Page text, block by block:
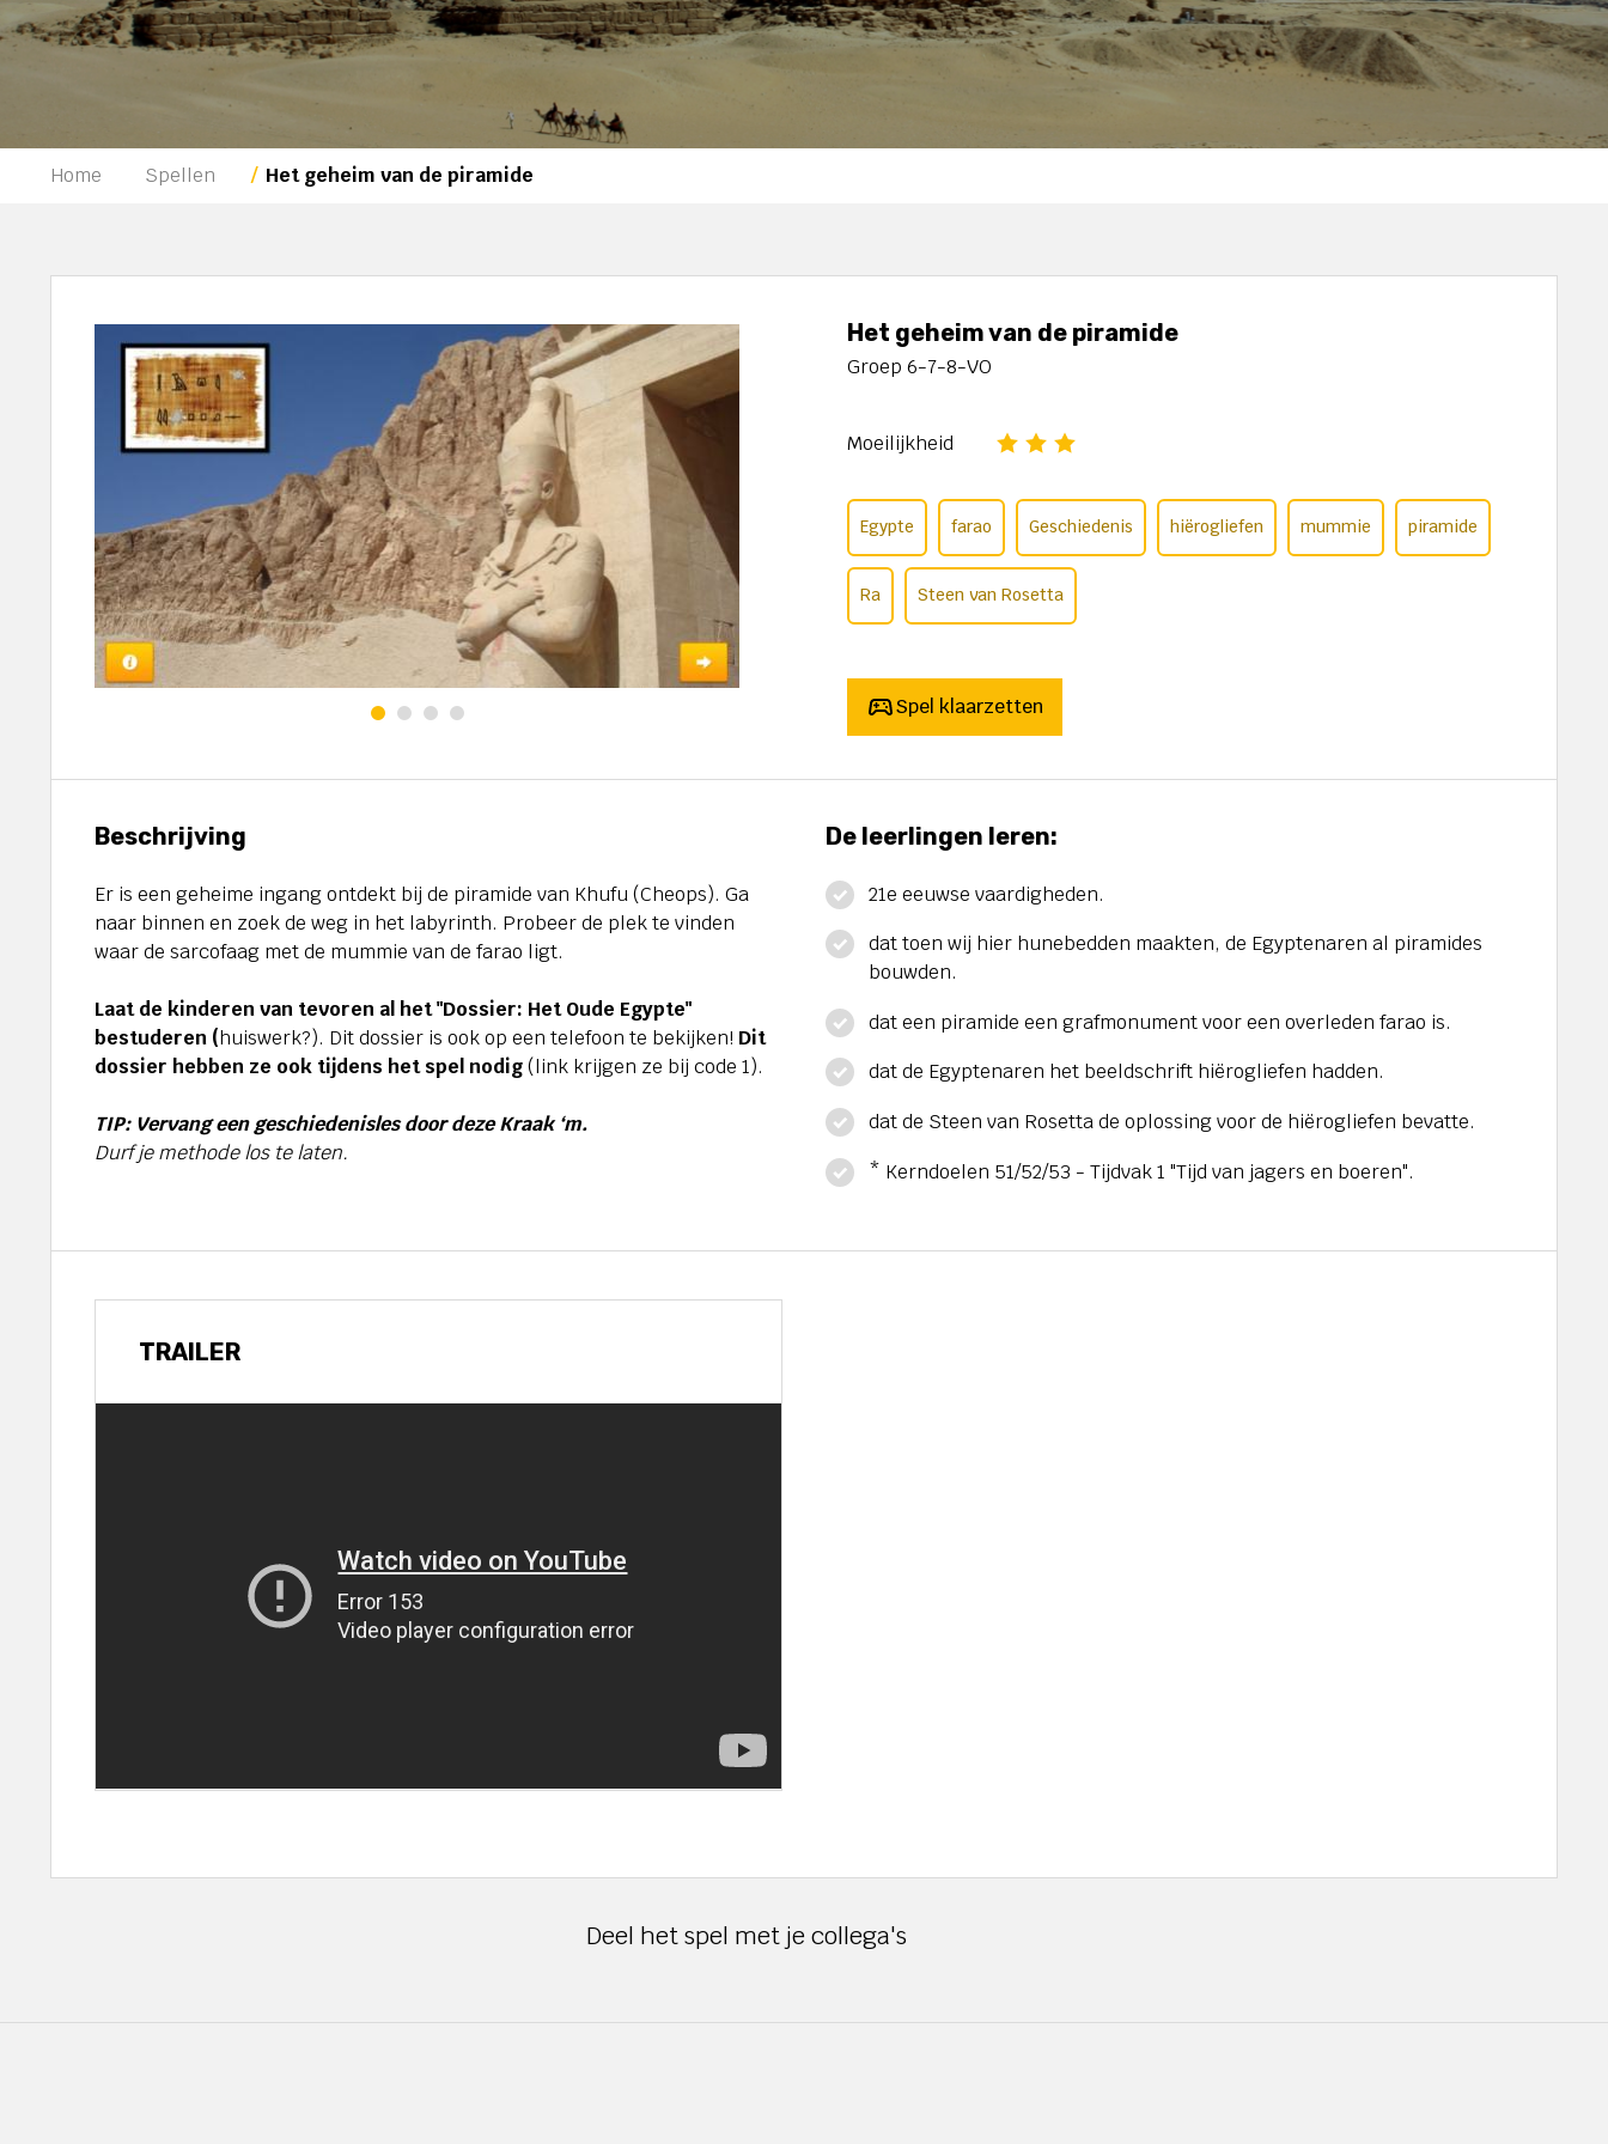
Home Spellen Het geheim van de piramide
Het geheim van de piramide
Groep 6-7-8-VO
Moeilijkheid
Egypte farao Geschiedenis hiërogliefen mummie piramide
Ra Steen van Rosetta
Spel klaarzetten
Beschrijving
Er is een geheime ingang ontdekt bij de piramide van Khufu (Cheops). Ga
naar binnen en zoek de weg in het labyrinth. Probeer de plek te vinden
waar de sarcofaag met de mummie van de farao ligt.
Laat de kinderen van tevoren al het "Dossier: Het Oude Egypte"
bestuderen (huiswerk?). Dit dossier is ook op een telefoon te bekijken! Dit
dossier hebben ze ook tijdens het spel nodig(link krijgen ze bij code 1).
TIP: Vervang een geschiedenisles door deze Kraak ‘m.
Durf je methode los te laten.
De leerlingen leren:
21e eeuwse vaardigheden.
dat toen wij hier hunebedden maakten, de Egyptenaren al piramides
bouwden.
dat een piramide een grafmonument voor een overleden farao is.
dat de Egyptenaren het beeldschrift hiërogliefen hadden.
dat de Steen van Rosetta de oplossing voor de hiërogliefen bevatte.
* Kerndoelen 51/52/53 - Tijdvak 1 "Tijd van jagers en boeren".
TRAILER
Deel het spel met je collega's